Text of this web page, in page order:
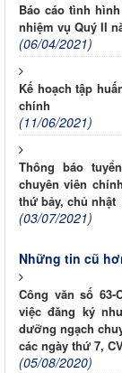
Báo cáo tình
nhiệm vụ Quý II
(06/04/2021)
Kế hoạch tập
chính
(11/06/2021)
Thông báo
chuyên viên
thứ bảy, chủ nhật
(03/07/2021)
Những tin cũ
Công văn số 63-
việc đăng ký
dưỡng ngạch
các ngày thứ 7,
(05/08/2020)